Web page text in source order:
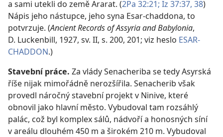
a sami utekli do země Ararat. (2Pa 32:21; Iz 37:37, 38)
Nápis jeho nástupce, jeho syna Esar-chaddona, to
potvrzuje. (Ancient Records of Assyria and Babylonia,
D. Luckenbill, 1927, sv. II, s. 200, 201; viz heslo ESAR-
CHADDON.)
Stavební práce. Za vlády Senacheriba se tedy Asyrská
říše nijak mimořádně nerozšířila. Senacherib však
provedl náročný stavební projekt v Ninive, které
obnovil jako hlavní město. Vybudoval tam rozsáhlý
palác, což byl komplex sálů, nádvoří a honosných síní
v areálu dlouhém 450 m a širokém 210 m. Vybudoval